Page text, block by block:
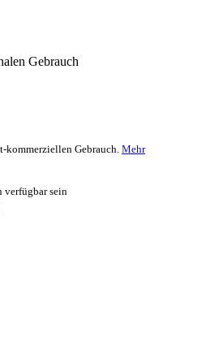
Gebrauch
Gebrauch. Mehr
verfügbar sein